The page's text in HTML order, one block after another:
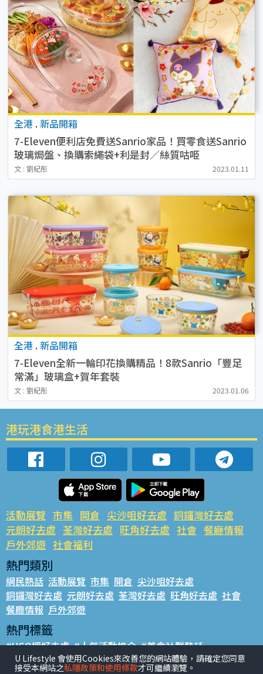
全港 . 新品開箱
7-Eleven便利店免費送Sanrio家品！買零食送Sanrio
玻璃焗盤、換購索繩袋+利是封／絲質咕𠱸
文 : 劉紀彤 2023.01.11
全港 . 新品開箱
7-Eleven全新一輪印花換購精品！8款Sanrio「豐足
常滿」玻璃盒+賀年套裝
文 : 劉紀彤 2023.01.06
港玩港食港生活
活動展覽 市集 開倉 尖沙咀好去處 銅鑼灣好去處
元朗好去處 荃灣好去處 旺角好去處 社會 餐廳情報
戶外郊遊 社會福利
熱門類別
網民熱話 活動展覽 市集 開倉 尖沙咀好去處
銅鑼灣好去處 元朗好去處 荃灣好去處 旺角好去處 社會
餐廳情報 戶外郊遊
熱門標籤
#UGO搵好去處 #人氣活動推介 #美食社群熱話
#親子玩樂好去處 #ULifestyle應用程式 #限時搶
U Lifestyle 會使用Cookies來改善您的網站體驗，請確定您同意
接受本網站之私隱政策和使用條款才可繼續瀏覽。